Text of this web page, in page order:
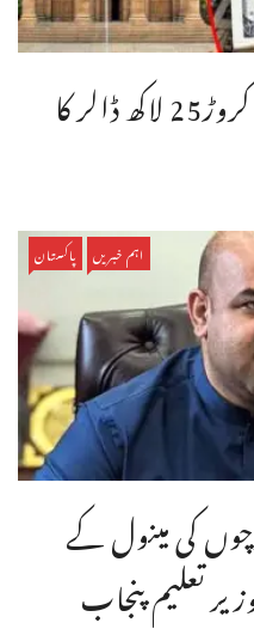
ملکی زر مبادلہ ذخائر میں 3 کروڑ25 لاکھ ڈالر کا
اہم خبریں پاکستان
کی مینول کے
تعلیم پنجاب